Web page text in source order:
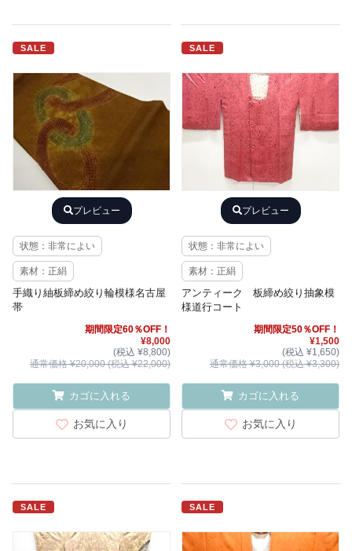
SALE
プレビュー
状態：非常によい
素材：正絹
手織り紬板締め絞り輪模様名古屋
帯
期間限定60％OFF！
¥8,000
(税込 ¥8,800)
通常価格 ¥20,000 (税込 ¥22,000)
カゴに入れる
お気に入り
SALE
プレビュー
状態：非常によい
素材：正絹
アンティーク 板締め絞り抽象模
様道行コート
期間限定50％OFF！
¥1,500
(税込 ¥1,650)
通常価格 ¥3,000 (税込 ¥3,300)
カゴに入れる
お気に入り
SALE SALE